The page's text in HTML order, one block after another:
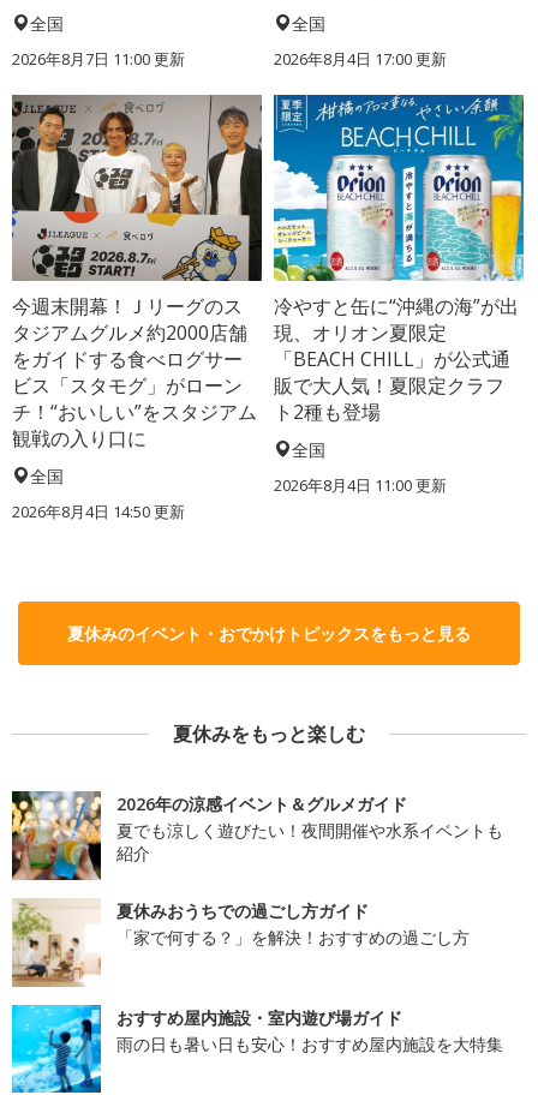
全国
2026年8月7日 11:00更新
全国
2026年8月4日 17:00更新
今週末開幕！Ｊリーグのス
タジアムグルメ約2000店舗
をガイドする食べログサー
ビス「スタモグ」がローン
チ！“おいしい”をスタジアム
観戦の入り口に
全国
2026年8月4日 14:50更新
冷やすと缶に“沖縄の海”が出
現、オリオン夏限定
「BEACH CHILL」が公式通
販で大人気！夏限定クラフ
ト2種も登場
全国
2026年8月4日 11:00更新
夏休みのイベント・おでかけトピックスをもっと見る
夏休みをもっと楽しむ
2026年の涼感イベント＆グルメガイド
夏でも涼しく遊びたい！夜間開催や水系イベントも
紹介
夏休みおうちでの過ごし方ガイド
「家で何する？」を解決！おすすめの過ごし方
おすすめ屋内施設・室内遊び場ガイド
雨の日も暑い日も安心！おすすめ屋内施設を大特集